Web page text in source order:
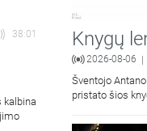
38:01
kalbina
Knygų
2026-08-06
Šventojo
pristato šios
moralinės